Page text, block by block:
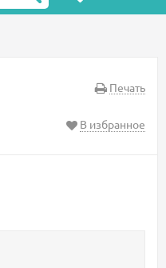
Печать
В избранное